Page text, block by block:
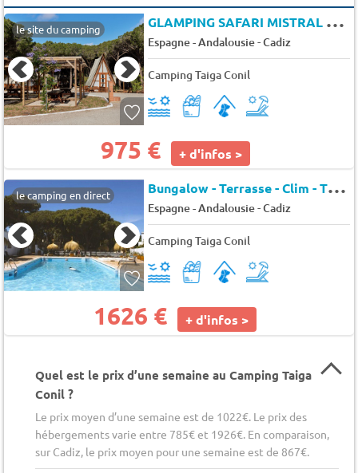
le site du camping G
LAMPING SAFARI MISTRAL 4 pers.
Espagne - Andalousie-Cadiz
Camping Taiga Conil
975 € + d'infos >
le camping en direct B
ungalow - Terrasse - Clim - TV 4 pers.
Espagne - Andalousie-Cadiz
Camping Taiga Conil
1626 € + d'infos >
Quel est le prix d’une semaine au Camping Taiga
Conil ?
Le prix moyen d’une semaine est de 1022€. Le prix des
hébergements varie entre 785€ et 1926€. En comparaison,
sur Cadiz, le prix moyen pour une semaine est de 867€.